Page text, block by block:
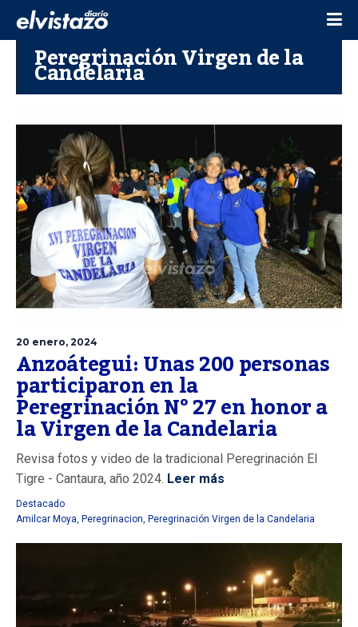
Peregrinación Virgen de la
Candelaria
20 enero, 2024
Anzoátegui: Unas 200 personas
participaron en la
Peregrinación N° 27 en honor a
la Virgen de la Candelaria
Revisa fotos y video de la tradicional Peregrinación El
Tigre - Cantaura, año 2024. Leer más
Destacado
Amilcar Moya, Peregrinacion, Peregrinación Virgen de la Candelaria